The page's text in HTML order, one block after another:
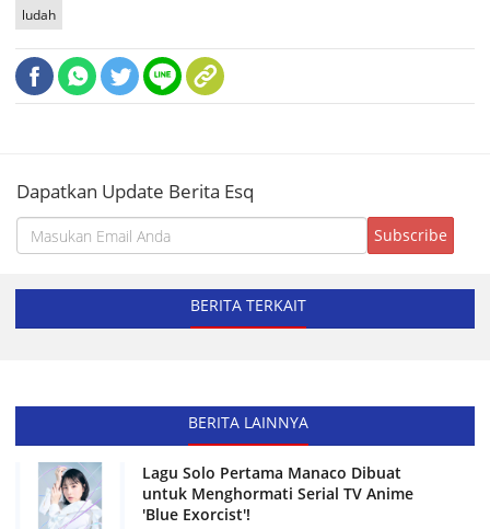
ludah
Dapatkan Update Berita Esq
BERITA TERKAIT
BERITA LAINNYA
Lagu Solo Pertama Manaco Dibuat
untuk Menghormati Serial TV Anime
'Blue Exorcist'!